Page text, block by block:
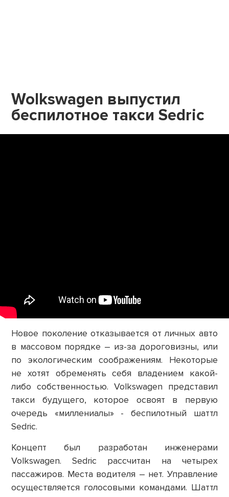
Wolkswagen выпустил
беспилотное такси Sedric
Новое поколение отказывается от личных авто
в массовом порядке – из-за дороговизны, или
по экологическим соображениям. Некоторые
не хотят обременять себя владением какой-
либо собственностью. Volkswagen представил
такси будущего, которое освоят в первую
очередь «миллениалы» - беспилотный шаттл
Sedric.
Концепт был разработан инженерами
Volkswagen. Sedric рассчитан на четырех
пассажиров. Места водителя – нет. Управление
осуществляется голосовыми командами. Шаттл